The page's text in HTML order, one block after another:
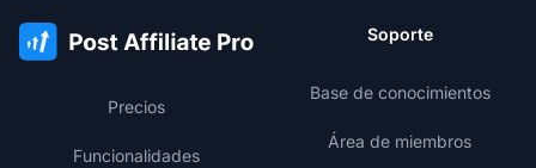
Precios
Funcionalidades
Soporte
Base de conocimientos
Área de miembros